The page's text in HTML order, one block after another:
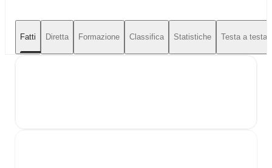
Fatti Diretta Formazione Classifica Statistiche Testa a testa